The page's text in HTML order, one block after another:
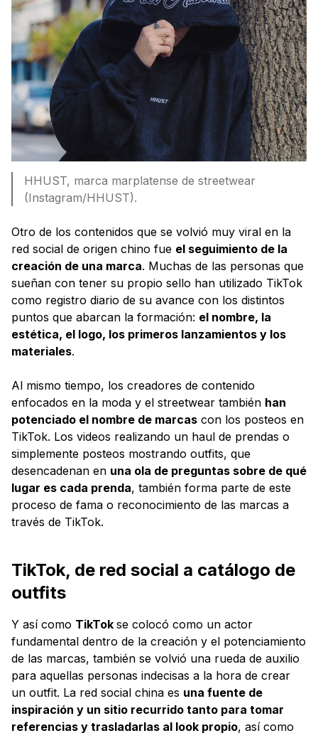
HHUST, marca marplatense de streetwear
(Instagram/HHUST).
Otro de los contenidos que se volvió muy viral en la
red social de origen chino fue el seguimiento de la
creación de una marca. Muchas de las personas que
sueñan con tener su propio sello han utilizado TikTok
como registro diario de su avance con los distintos
puntos que abarcan la formación: el nombre, la
estética, el logo, los primeros lanzamientos y los
materiales.
Al mismo tiempo, los creadores de contenido
enfocados en la moda y el streetwear también han
potenciado el nombre de marcas con los posteos en
TikTok. Los videos realizando un haul de prendas o
simplemente posteos mostrando outfits, que
desencadenan en una ola de preguntas sobre de qué
lugar es cada prenda, también forma parte de este
proceso de fama o reconocimiento de las marcas a
través de TikTok.
TikTok, de red social a catálogo de
outfits
Y así como TikTok se colocó como un actor
fundamental dentro de la creación y el potenciamiento
de las marcas, también se volvió una rueda de auxilio
para aquellas personas indecisas a la hora de crear
un outfit. La red social china es una fuente de
inspiración y un sitio recurrido tanto para tomar
referencias y trasladarlas al look propio, así como